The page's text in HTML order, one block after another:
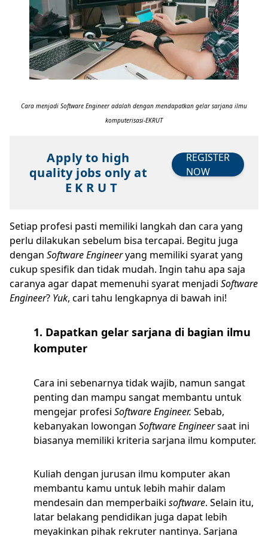
Cara menjadi Software Engineer adalah dengan mendapatkan gelar sarjana ilmu
komputerisasi-EKRUT
Apply to high
quality jobs only at
E K R U T
REGISTER
NOW
Setiap profesi pasti memiliki langkah dan cara yang
perlu dilakukan sebelum bisa tercapai. Begitu juga
dengan Software Engineeryang memiliki syarat yang
cukup spesifik dan tidak mudah. Ingin tahu apa saja
caranya agar dapat memenuhi syarat menjadi Software
Engineer? Yuk, cari tahu lengkapnya di bawah ini!
1. Dapatkan gelar sarjana di bagian ilmu
komputer
Cara ini sebenarnya tidak wajib, namun sangat
penting dan mampu sangat membantu untuk
mengejar profesi Software Engineer. Sebab,
kebanyakan lowongan Software Engineersaat ini
biasanya memiliki kriteria sarjana ilmu komputer.
Kuliah dengan jurusan ilmu komputer akan
membantu kamu untuk lebih mahir dalam
mendesain dan memperbaiki software. Selain itu,
latar belakang pendidikan juga dapat lebih
meyakinkan pihak rekruter nantinya. Sarjana